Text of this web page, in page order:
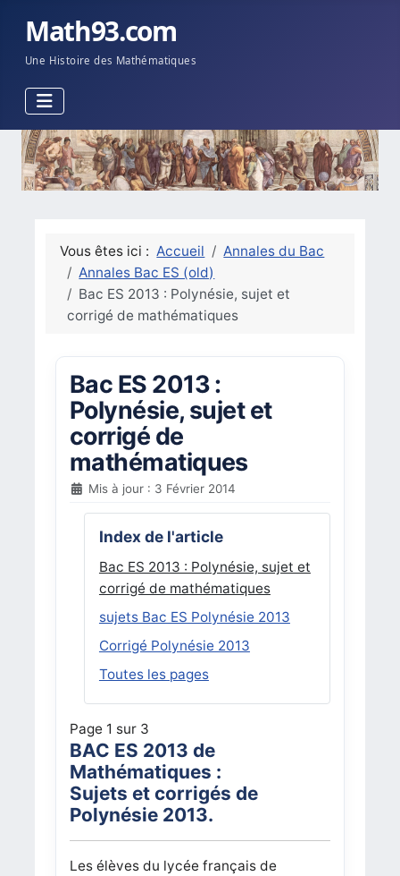
Math93.com
Une Histoire des Mathématiques
Vous êtes ici : Accueil
Annales du Bac
Annales Bac ES (old)
Bac ES 2013 : Polynésie, sujet et
corrigé de mathématiques
Bac ES 2013 :
Polynésie, sujet et
corrigé de
mathématiques
Mis à jour : 3 Février 2014
Index de l'article
Bac ES 2013 : Polynésie, sujet et
corrigé de mathématiques
sujets Bac ES Polynésie 2013
Corrigé Polynésie 2013
Toutes les pages
Page 1 sur 3
BAC ES 2013 de
Mathématiques :
Sujets et corrigés de
Polynésie 2013.
Les élèves du lycée français de